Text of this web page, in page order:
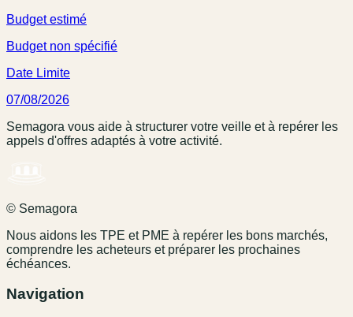
Budget estimé
Budget non spécifié
Date Limite
07/08/2026
Semagora vous aide à structurer votre veille et à repérer les
appels d'offres adaptés à votre activité.
© Semagora
Nous aidons les TPE et PME à repérer les bons marchés,
comprendre les acheteurs et préparer les prochaines
échéances.
Navigation